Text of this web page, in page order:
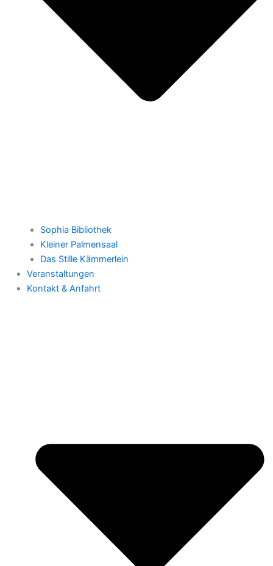
Sophia Bibliothek
Kleiner Palmensaal
Das Stille Kämmerlein
Veranstaltungen
Kontakt & Anfahrt